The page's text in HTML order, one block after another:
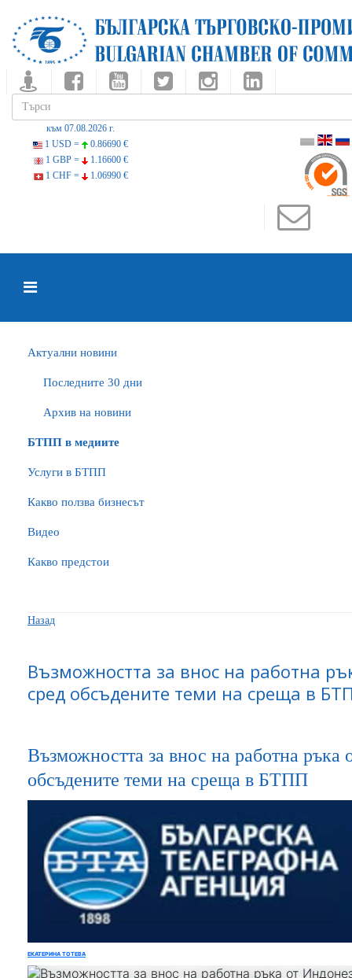
към 07.08.2026 г.
1 USD =
0.86690 €
1 GBP =
1.16600 €
1 CHF =
1.06990 €
Актуални новини
Последните 30 дни
Архив на новини
БTПП в медиите
Услуги в БТПП
Какво ползва бизнесът
Видео
Какво предстои
Назад
Възможността за внос на работна
сред обсъдените теми на среща в
Възможността за внос на работна ръка
обсъдените теми на среща в БТПП
ЕКАТЕРИНА ТОТЕВА